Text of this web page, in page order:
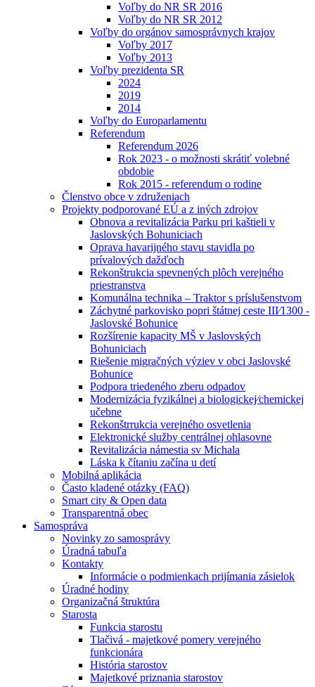
Voľby do NR SR 2016
Voľby do NR SR 2012
Voľby do orgánov samosprávnych krajov
Voľby 2017
Voľby 2013
Voľby prezidenta SR
2024
2019
2014
Voľby do Europarlamentu
Referendum
Referendum 2026
Rok 2023 - o možnosti skrátiť volebné
obdobie
Rok 2015 - referendum o rodine
Členstvo obce v združeniach
Projekty podporované EÚ a z iných zdrojov
Obnova a revitalizácia Parku pri kaštieli v
Jaslovských Bohuniciach
Oprava havarijného stavu stavidla po
prívalových dažďoch
Rekonštrukcia spevnených plôch verejného
priestranstva
Komunálna technika – Traktor s príslušenstvom
Záchytné parkovisko popri štátnej ceste III⁄1300 -
Jaslovské Bohunice
Rozšírenie kapacity MŠ v Jaslovských
Bohuniciach
Riešenie migračných výziev v obci Jaslovské
Bohunice
Podpora triedeného zberu odpadov
Modernizácia fyzikálnej a biologickej⁄chemickej
učebne
Rekonštrrukcia verejného osvetlenia
Elektronické služby centrálnej ohlasovne
Revitalizácia námestia sv Michala
Láska k čítaniu začína u detí
Mobilná aplikácia
Často kladené otázky (FAQ)
Smart city & Open data
Transparentná obec
Samospráva
Novinky zo samosprávy
Úradná tabuľa
Kontakty
Informácie o podmienkach prijímania zásielok
Úradné hodiny
Organizačná štruktúra
Starosta
Funkcia starostu
Tlačivá - majetkové pomery verejného
funkcionára
História starostov
Majetkové priznania starostov